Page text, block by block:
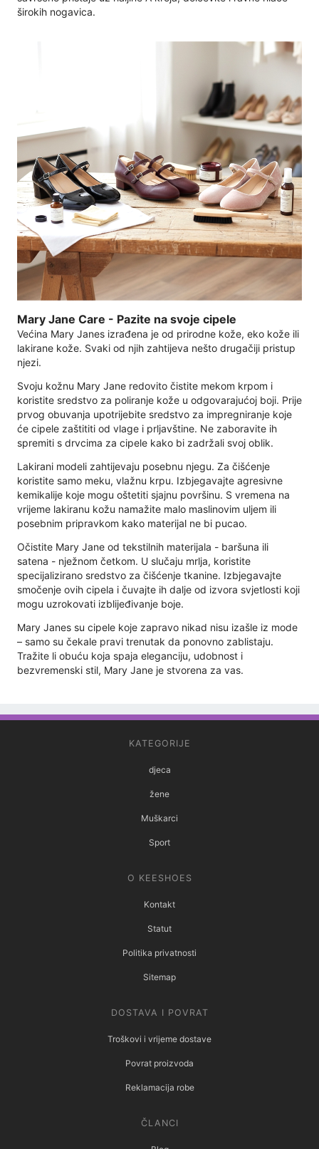
širokih nogavica.
Mary Jane Care - Pazite na svoje cipele
Većina Mary Janes izrađena je od prirodne kože, eko kože ili
lakirane kože. Svaki od njih zahtijeva nešto drugačiji pristup
njezi.
Svoju kožnu Mary Jane redovito čistite mekom krpom i
koristite sredstvo za poliranje kože u odgovarajućoj boji. Prije
prvog obuvanja upotrijebite sredstvo za impregniranje koje
će cipele zaštititi od vlage i prljavštine. Ne zaboravite ih
spremiti s drvcima za cipele kako bi zadržali svoj oblik.
Lakirani modeli zahtijevaju posebnu njegu. Za čišćenje
koristite samo meku, vlažnu krpu. Izbjegavajte agresivne
kemikalije koje mogu oštetiti sjajnu površinu. S vremena na
vrijeme lakiranu kožu namažite malo maslinovim uljem ili
posebnim pripravkom kako materijal ne bi pucao.
Očistite Mary Jane od tekstilnih materijala - baršuna ili
satena - nježnom četkom. U slučaju mrlja, koristite
specijalizirano sredstvo za čišćenje tkanine. Izbjegavajte
smočenje ovih cipela i čuvajte ih dalje od izvora svjetlosti koji
mogu uzrokovati izblijeđivanje boje.
Mary Janes su cipele koje zapravo nikad nisu izašle iz mode
– samo su čekale pravi trenutak da ponovno zablistaju.
Tražite li obuću koja spaja eleganciju, udobnost i
bezvremenski stil, Mary Jane je stvorena za vas.
KATEGORIJE
djeca
žene
Muškarci
Sport
O KEESHOES
Kontakt
Statut
Politika privatnosti
Sitemap
DOSTAVA I POVRAT
Troškovi i vrijeme dostave
Povrat proizvoda
Reklamacija robe
ČLANCI